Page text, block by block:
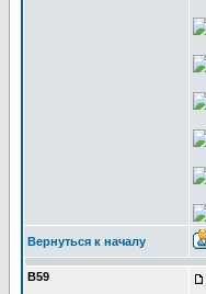
Вернуться к началу
В59